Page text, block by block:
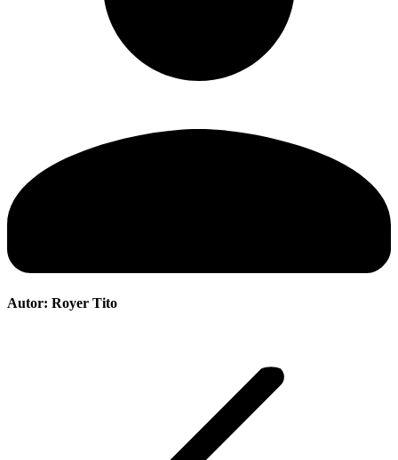
Autor: Royer Tito